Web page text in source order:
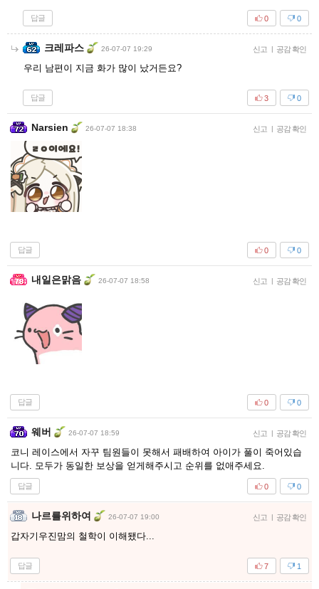
답글 0
0
크레파스 26-07-07 19:29 신고 | 공감 확인
우리 남편이 지금 화가 많이 났거든요?
답글 0
3
Narsien 26-07-07 18:38 신고 | 공감 확인
답글 0
0
내일은맑음 26-07-07 18:58 신고 | 공감 확인
답글 0
0
웨버 26-07-07 18:59 신고 | 공감 확인
코니 레이스에서 자꾸 팀원들이 못해서 패배하여 아이가 풀이 죽어있습
니다. 모두가 동일한 보상을 얻게해주시고 순위를 없애주세요.
답글 0
0
나르를위하여 26-07-07 19:00 신고 | 공감 확인
갑자기우진맘의 철학이 이해됐다...
답글 1
7